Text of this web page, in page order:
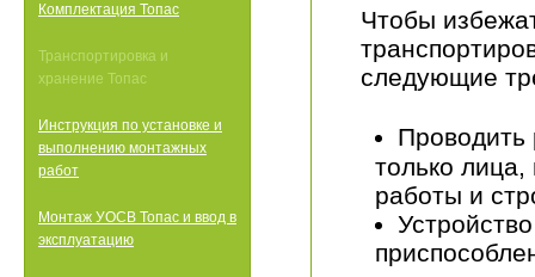
Комплектация Топас
Транспортировка и
хранение Топас
Инструкция по установке и
выполнению монтажных
работ
Монтаж УОСВ Топас и ввод в
эксплуатацию
Чтобы
следующие
только
работы и